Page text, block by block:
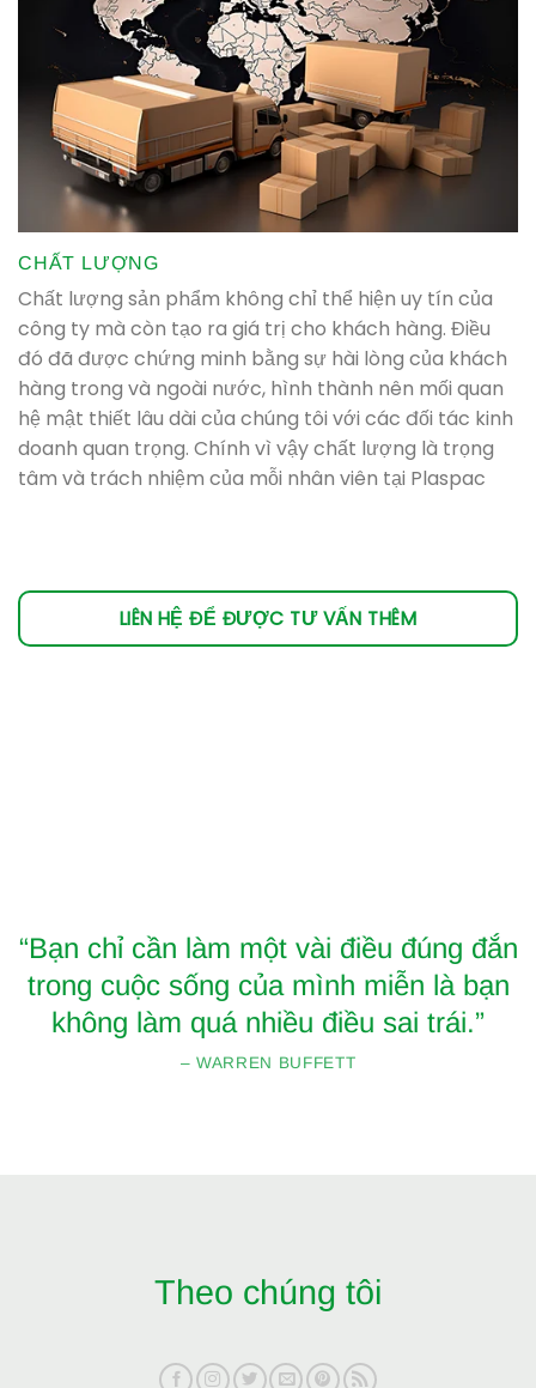
CHẤT LƯỢNG
Chất lượng sản phẩm không chỉ thể hiện uy tín của
công ty mà còn tạo ra giá trị cho khách hàng. Điều
đó đã được chứng minh bằng sự hài lòng của khách
hàng trong và ngoài nước, hình thành nên mối quan
hệ mật thiết lâu dài của chúng tôi với các đối tác kinh
doanh quan trọng. Chính vì vậy chất lượng là trọng
tâm và trách nhiệm của mỗi nhân viên tại Plaspac
LIÊN HỆ ĐỂ ĐƯỢC TƯ VẤN THÊM
“Bạn chỉ cần làm một vài điều đúng đắn
trong cuộc sống của mình miễn là bạn
không làm quá nhiều điều sai trái.”
– WARREN BUFFETT
Theo chúng tôi